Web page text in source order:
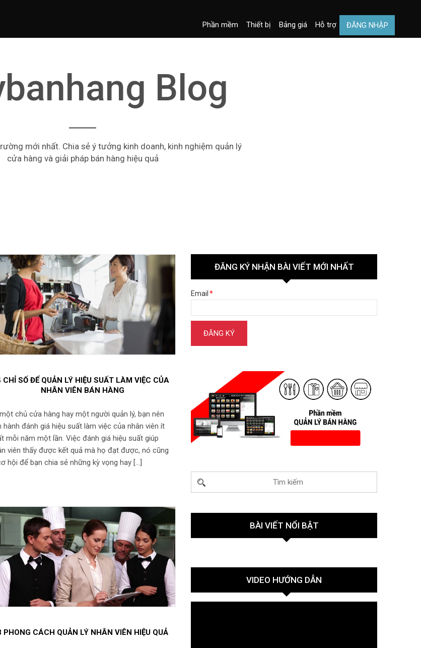
Phần mềm Thiết bị Bảng giá Hỗ trợ ĐĂNG NHẬP
Blog
mới nhất. Chia sẻ ý tưởng kinh doanh, kinh nghiệm quản lý
cửa hàng và giải pháp bán hàng hiệu quả
CHỈ SỐ ĐỂ QUẢN LÝ HIỆU SUẤT LÀM VIỆC CỦA
NHÂN VIÊN BÁN HÀNG
chủ cửa hàng hay một người quản lý, bạn nên
hành đánh giá hiệu suất làm việc của nhân viên ít
mỗi năm một lần. Việc đánh giá hiệu suất giúp
viên thấy được kết quả mà họ đạt được, nó cũng
hội để bạn chia sẻ những kỳ vọng hay […]
PHONG CÁCH QUẢN LÝ NHÂN VIÊN HIỆU QUẢ
ĐĂNG KÝ NHẬN BÀI VIẾT MỚI NHẤT
Email *
BÀI VIẾT NỔI BẬT
VIDEO HƯỚNG DẪN